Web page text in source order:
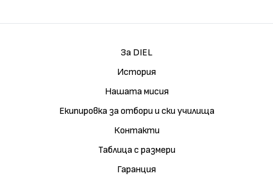
За DIEL
История
Нашата мисия
Екипировка за отбори и ски училища
Контакти
Таблица с размери
Гаранция